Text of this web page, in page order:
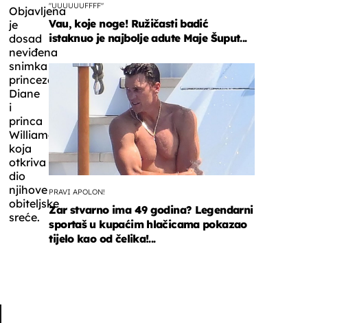
Objavljena
je
dosad
neviđena
snimka
princeze
Diane
i
princa
Williama
koja
otkriva
dio
njihove
obiteljske
sreće.
"UUUUUUFFFF"
Vau, koje noge! Ružičasti badić
istaknuo je najbolje adute Maje Šuput...
PRAVI APOLON!
Zar stvarno ima 49 godina? Legendarni
sportaš u kupaćim hlačicama pokazao
tijelo kao od čelika!...